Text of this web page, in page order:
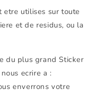
etre utilises sur toute
et de residus, ou la
du plus grand Sticker
ecrire a :
enverrons votre